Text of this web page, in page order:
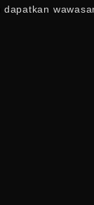
dapatkan